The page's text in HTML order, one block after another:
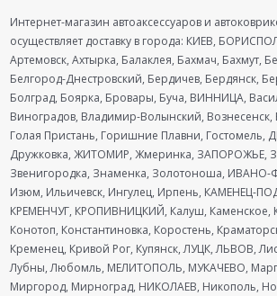
Интернет-магазин автоаксессуаров и
осуществляет доставку в города: КИЕВ,
Артемовск, Ахтырка, Балаклея, Бахмач, Бахмут,
Белгород-Днестровский, Бердичев, Бердянск,
Болград, Боярка, Бровары, Буча, ВИННИЦА,
Виноградов, Владимир-Волынский,
Голая Пристань, Горишние Плавни, Гостомель,
Дружковка, ЖИТОМИР, Жмеринка, ЗАПОРОЖЬЕ,
Звенигородка, Знаменка, Золотоноша,
Изюм, Ильичевск, Ингулец, Ирпень, КАМЕНЕЦ-
КРЕМЕНЧУГ, КРОПИВНИЦКИЙ, Калуш, Каменское,
Конотоп, Константиновка, Коростень,
Кременец, Кривой Рог, Купянск, ЛУЦК, ЛЬВОВ,
Лубны, Любомль, МЕЛИТОПОЛЬ, МУКАЧЕВО,
Миргород, Мирноград, НИКОЛАЕВ, Никополь,